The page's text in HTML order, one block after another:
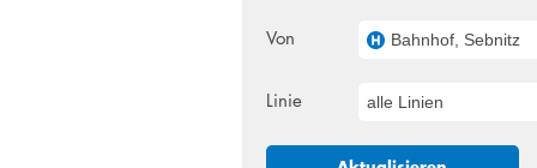
Von Bahnhof, Sebnitz
Linie alle Linien